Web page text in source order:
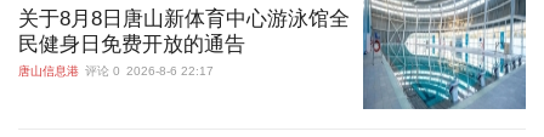
关于8月8日唐山新体育中心游泳馆全
民健身日免费开放的通告
唐山信息港 评论 0 2026-8-6 22:17